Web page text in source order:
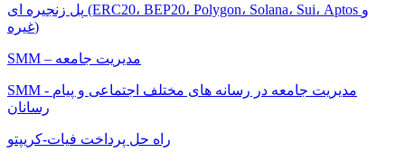
پل زنجیره ای (ERC20، BEP20، Polygon، Solana، Sui، Aptos و
غیره)
SMM – مدیریت جامعه
SMM - مدیریت جامعه در رسانه های مختلف اجتماعی و پیام
رسانان
راه حل پرداخت فیات-کریپتو